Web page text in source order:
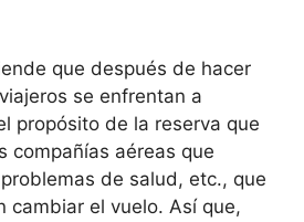
que después de hacer
se enfrentan a
propósito de la reserva que
compañías aéreas que
de salud, etc., que
cambiar el vuelo. Así que,